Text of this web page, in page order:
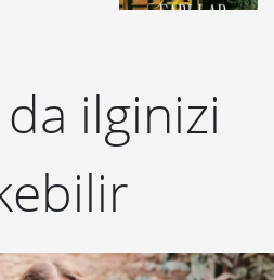
ilginizi